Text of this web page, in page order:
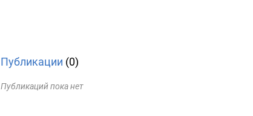
Публикации (0)
Публикаций пока нет